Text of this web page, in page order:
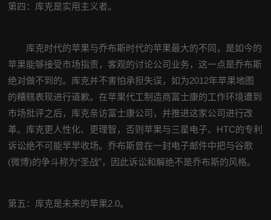
第四：库克是实用主义者。
库克时代的苹果与乔布斯时代的苹果最大的不同，是如今的
苹果能够接受市场指责，客观的讨论公司业务，这一点是乔布斯
绝对做不到的。库克并不害怕承担失误，如为2012年苹果地图
的糟糕表现进行道歉。在苹果代工制造商富士康的工作环境遭到
市场批评之后，库克亲访富士康公司，并推进这家公司进行改
革。库克更人性化、更理智，否则苹果与三星电子、HTC的专利
诉讼绝不可能早早收场。乔布斯曾在一封电子邮件中把与谷歌
(微博)的争斗称为“圣战”，因此诉讼和解绝不是乔布斯的风格。
第五：库克是未来的苹果2.0。